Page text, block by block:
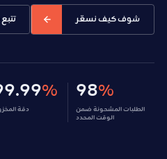
شوف كيف نسعّر
98%
الطلبات المشحونة ضمن
الوقت المحدد
%
دقة